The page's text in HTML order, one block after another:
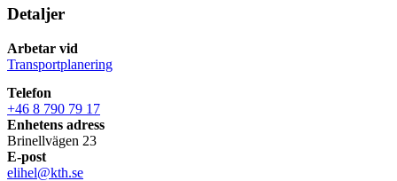
Detaljer
Arbetar vid
Transportplanering
Telefon
+46 8 790 79 17
Enhetens adress
Brinellvägen 23
E-post
elihel@kth.se